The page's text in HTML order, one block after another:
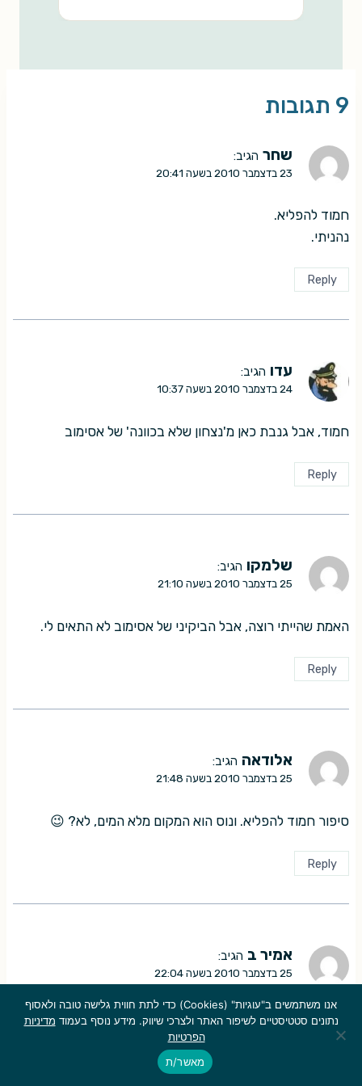
9 תגובות
שחר הגיב:
23 בדצמבר 2010 בשעה 20:41
חמוד להפליא.
נהניתי.
Reply
עדו הגיב:
24 בדצמבר 2010 בשעה 10:37
חמוד, אבל גנבת כאן מ'נצחון שלא בכוונה' של אסימוב
Reply
שלמקו הגיב:
25 בדצמבר 2010 בשעה 21:10
האמת שהייתי רוצה, אבל הביקיני של אסימוב לא התאים לי.
Reply
אלודאה הגיב:
25 בדצמבר 2010 בשעה 21:48
סיפור חמוד להפליא. ונוס הוא המקום מלא המים, לא? 😉
Reply
אמיר ב הגיב:
25 בדצמבר 2010 בשעה 22:04
ניטפוק פיזיקלי קטן – כמו הירח שלנו גם ירחי צדק "נעולים"
עליו, ככה שצדק לא יזרח או ישקע, הוא פשוט יוותר במקום.
אנו משתמשים ב"עוגיות" (Cookies) כדי לתת חווית גלישה טובה ולאסוף
נתונים סטטיסטיים לשיפור האתר ולצרכי שיווק. מידע נוסף בעמוד מדיניות
הפרטיות
מאשר/ת